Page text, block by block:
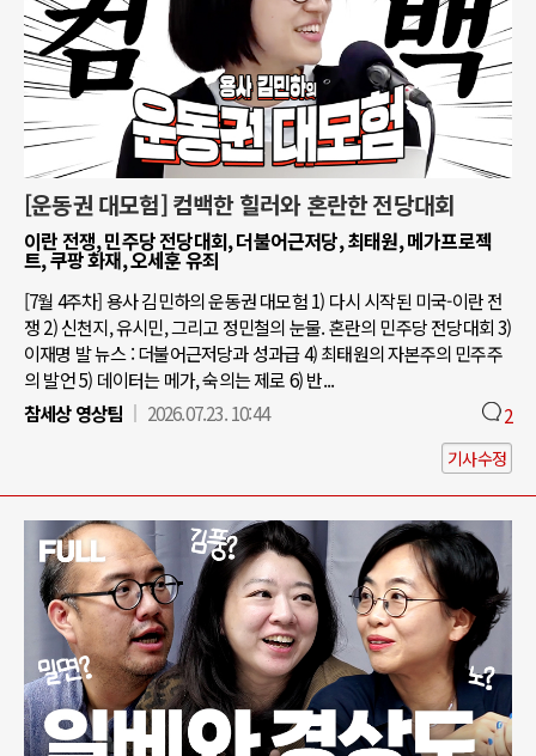
[운동권 대모험] 컴백한 힐러와 혼란한 전당대회
이란 전쟁, 민주당 전당대회, 더불어근저당, 최태원, 메가프로젝
트, 쿠팡 화재, 오세훈 유죄
[7월 4주차] 용사 김민하의 운동권 대모험 1) 다시 시작된 미국-이란 전
쟁 2) 신천지, 유시민, 그리고 정민철의 눈물. 혼란의 민주당 전당대회 3)
이재명 발 뉴스 : 더불어근저당과 성과급 4) 최태원의 자본주의 민주주
의 발언 5) 데이터는 메가, 숙의는 제로 6) 반...
참세상 영상팀
2026.07.23. 10:44 2
기사수정